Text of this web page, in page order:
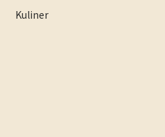
Kuliner